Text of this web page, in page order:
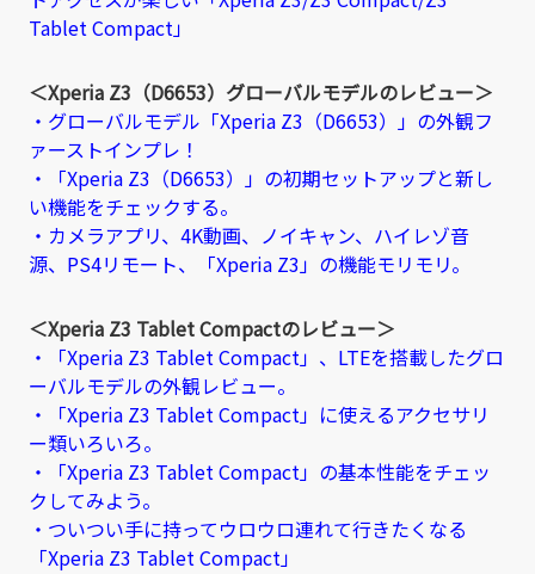
Tablet Compact」
＜Xperia Z3（D6653）グローバルモデルのレビュー＞
・グローバルモデル「Xperia Z3（D6653）」の外観フ
ァーストインプレ！
・「Xperia Z3（D6653）」の初期セットアップと新し
い機能をチェックする。
・カメラアプリ、4K動画、ノイキャン、ハイレゾ音
源、PS4リモート、「Xperia Z3」の機能モリモリ。
＜Xperia Z3 Tablet Compactのレビュー＞
・「Xperia Z3 Tablet Compact」、LTEを搭載したグロ
ーバルモデルの外観レビュー。
・「Xperia Z3 Tablet Compact」に使えるアクセサリ
ー類いろいろ。
・「Xperia Z3 Tablet Compact」の基本性能をチェッ
クしてみよう。
・ついつい手に持ってウロウロ連れて行きたくなる
「Xperia Z3 Tablet Compact」